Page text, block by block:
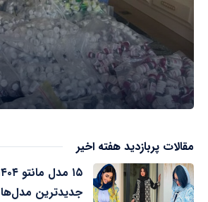
مقالات پربازدید هفته اخیر
جدیدترین مدل‌ها